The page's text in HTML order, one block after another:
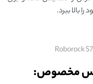
بالا ببرد.
برس مخصوص: